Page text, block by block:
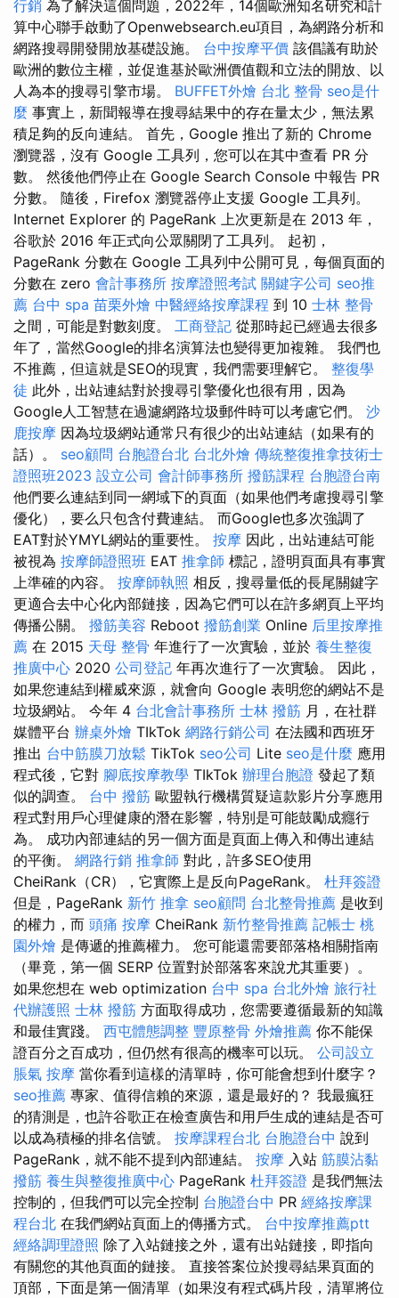
行銷 為了解決這個問題，2022年，14個歐洲知名研究和計
算中心聯手啟動了Openwebsearch.eu項目，為網路分析和
網路搜尋開發開放基礎設施。 台中按摩平價 該倡議有助於
歐洲的數位主權，並促進基於歐洲價值觀和立法的開放、以
人為本的搜尋引擎市場。 BUFFET外燴 台北 整骨 seo是什
麼 事實上，新聞報導在搜尋結果中的存在量太少，無法累
積足夠的反向連結。 首先，Google 推出了新的 Chrome
瀏覽器，沒有 Google 工具列，您可以在其中查看 PR 分
數。 然後他們停止在 Google Search Console 中報告 PR
分數。 隨後，Firefox 瀏覽器停止支援 Google 工具列。
Internet Explorer 的 PageRank 上次更新是在 2013 年，
谷歌於 2016 年正式向公眾關閉了工具列。 起初，
PageRank 分數在 Google 工具列中公開可見，每個頁面的
分數在 zero 會計事務所 按摩證照考試 關鍵字公司 seo推
薦 台中 spa 苗栗外燴 中醫經絡按摩課程 到 10 士林 整骨
之間，可能是對數刻度。 工商登記 從那時起已經過去很多
年了，當然Google的排名演算法也變得更加複雜。 我們也
不推薦，但這就是SEO的現實，我們需要理解它。 整復學
徒 此外，出站連結對於搜尋引擎優化也很有用，因為
Google人工智慧在過濾網路垃圾郵件時可以考慮它們。 沙
鹿按摩 因為垃圾網站通常只有很少的出站連結（如果有的
話）。 seo顧問 台胞證台北 台北外燴 傳統整復推拿技術士
證照班2023 設立公司 會計師事務所 撥筋課程 台胞證台南
他們要么連結到同一網域下的頁面（如果他們考慮搜尋引擎
優化），要么只包含付費連結。 而Google也多次強調了
EAT對於YMYL網站的重要性。 按摩 因此，出站連結可能
被視為 按摩師證照班 EAT 推拿師 標記，證明頁面具有事實
上準確的內容。 按摩師執照 相反，搜尋量低的長尾關鍵字
更適合去中心化內部鏈接，因為它們可以在許多網頁上平均
傳播公關。 撥筋美容 Reboot 撥筋創業 Online 后里按摩推
薦 在 2015 天母 整骨 年進行了一次實驗，並於 養生整復
推廣中心 2020 公司登記 年再次進行了一次實驗。 因此，
如果您連結到權威來源，就會向 Google 表明您的網站不是
垃圾網站。 今年 4 台北會計事務所 士林 撥筋 月，在社群
媒體平台 辦桌外燴 TIkTok 網路行銷公司 在法國和西班牙
推出 台中筋膜刀放鬆 TikTok seo公司 Lite seo是什麼 應用
程式後，它對 腳底按摩教學 TIkTok 辦理台胞證 發起了類
似的調查。 台中 撥筋 歐盟執行機構質疑這款影片分享應用
程式對用戶心理健康的潛在影響，特別是可能鼓勵成癮行
為。 成功內部連結的另一個方面是頁面上傳入和傳出連結
的平衡。 網路行銷 推拿師 對此，許多SEO使用
CheiRank（CR），它實際上是反向PageRank。 杜拜簽證
但是，PageRank 新竹 推拿 seo顧問 台北整骨推薦 是收到
的權力，而 頭痛 按摩 CheiRank 新竹整骨推薦 記帳士 桃
園外燴 是傳遞的推薦權力。 您可能還需要部落格相關指南
（畢竟，第一個 SERP 位置對於部落客來說尤其重要）。
如果您想在 web optimization 台中 spa 台北外燴 旅行社
代辦護照 士林 撥筋 方面取得成功，您需要遵循最新的知識
和最佳實踐。 西屯體態調整 豐原整骨 外燴推薦 你不能保
證百分之百成功，但仍然有很高的機率可以玩。 公司設立
脹氣 按摩 當你看到這樣的清單時，你可能會想到什麼字？
seo推薦 專家、值得信賴的來源，還是最好的？ 我最瘋狂
的猜測是，也許谷歌正在檢查廣告和用戶生成的連結是否可
以成為積極的排名信號。 按摩課程台北 台胞證台中 說到
PageRank，就不能不提到內部連結。 按摩 入站 筋膜沾黏
撥筋 養生與整復推廣中心 PageRank 杜拜簽證 是我們無法
控制的，但我們可以完全控制 台胞證台中 PR 經絡按摩課
程台北 在我們網站頁面上的傳播方式。 台中按摩推薦ptt
經絡調理證照 除了入站鏈接之外，還有出站鏈接，即指向
有關您的其他頁面的鏈接。 直接答案位於搜尋結果頁面的
頂部，下面是第一個清單（如果沒有程式碼片段，清單將位